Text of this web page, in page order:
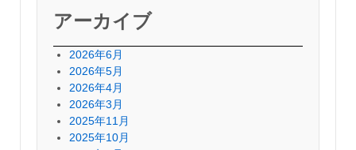
アーカイブ
2026年6月
2026年5月
2026年4月
2026年3月
2025年11月
2025年10月